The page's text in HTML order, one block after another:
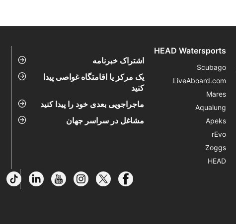
اشتراک خبرنامه
یک مرکز یا اقامتگاه غواصی پیدا
کنید
ماجراجویی بعدی خود را پیدا کنید
مشاغل در سراسر جهان
HEAD Watersports
Scubago
LiveAboard.com
Mares
Aqualung
Apeks
rEvo
Zoggs
HEAD